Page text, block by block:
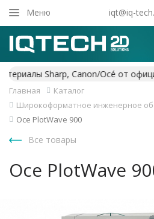
Меню
iqt@iq-
Главная
Каталог
Широкоформатное инженерное
Oce PlotWave 900
Все товары
Oce PlotWave